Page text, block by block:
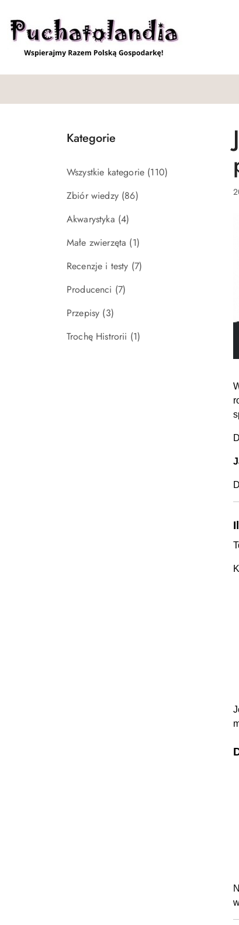
Kategorie
Wszystkie kategorie (110)
Zbiór wiedzy (86)
Akwarystyka (4)
Małe zwierzęta (1)
Recenzje i testy (7)
Producenci (7)
Przepisy (3)
Trochę Histrorii (1)